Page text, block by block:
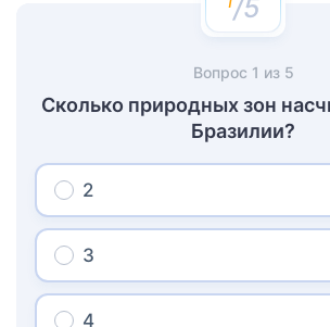
/5
Вопрос 1 из 5
Сколько природных зон
Бразилии?
2
3
4